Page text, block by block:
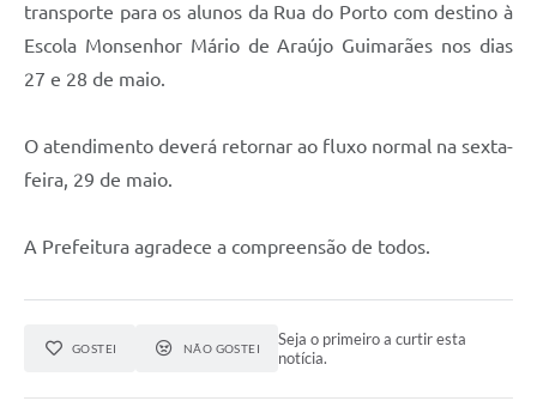
transporte para os alunos da Rua do Porto com destino à
Escola Monsenhor Mário de Araújo Guimarães nos dias
27 e 28 de maio.
O atendimento deverá retornar ao fluxo normal na sexta-
feira, 29 de maio.
A Prefeitura agradece a compreensão de todos.
GOSTEI NÃO GOSTEI
Seja o primeiro a curtir esta
notícia.